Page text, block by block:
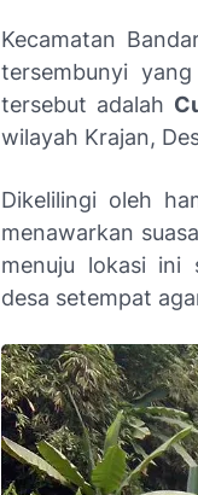
Kecamatan
tersembunyi
tersebut adalah
wilayah Krajan,
Dikelilingi oleh
menawarkan
menuju lokasi ini
desa setempat